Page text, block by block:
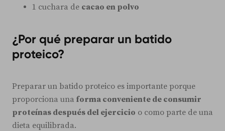
1 cuchara de cacao en polvo
¿Por qué preparar un batido
proteico?
Preparar un batido proteico es importante porque
proporciona una forma conveniente de consumir
proteínas después del ejercicio o como parte de una
dieta equilibrada.